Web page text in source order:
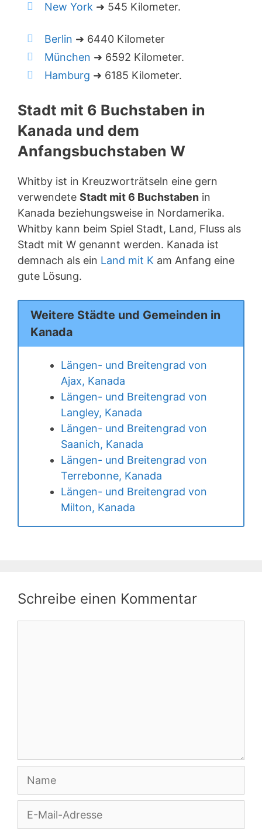
New York ➜ 545 Kilometer.
Berlin ➜ 6440 Kilometer
München ➜ 6592 Kilometer.
Hamburg ➜ 6185 Kilometer.
Stadt mit 6 Buchstaben in
Kanada und dem
Anfangsbuchstaben W
Whitby ist in Kreuzworträtseln eine gern
verwendete Stadt mit 6 Buchstaben in
Kanada beziehungsweise in Nordamerika.
Whitby kann beim Spiel Stadt, Land, Fluss als
Stadt mit W genannt werden. Kanada ist
demnach als ein Land mit K am Anfang eine
gute Lösung.
Weitere Städte und Gemeinden in
Kanada
Längen- und Breitengrad von
Ajax, Kanada
Längen- und Breitengrad von
Langley, Kanada
Längen- und Breitengrad von
Saanich, Kanada
Längen- und Breitengrad von
Terrebonne, Kanada
Längen- und Breitengrad von
Milton, Kanada
Schreibe einen Kommentar